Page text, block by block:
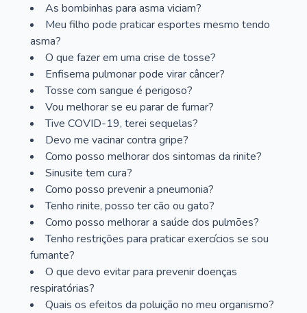
As bombinhas para asma viciam?
Meu filho pode praticar esportes mesmo tendo
asma?
O que fazer em uma crise de tosse?
Enfisema pulmonar pode virar câncer?
Tosse com sangue é perigoso?
Vou melhorar se eu parar de fumar?
Tive COVID-19, terei sequelas?
Devo me vacinar contra gripe?
Como posso melhorar dos sintomas da rinite?
Sinusite tem cura?
Como posso prevenir a pneumonia?
Tenho rinite, posso ter cão ou gato?
Como posso melhorar a saúde dos pulmões?
Tenho restrições para praticar exercícios se sou
fumante?
O que devo evitar para prevenir doenças
respiratórias?
Quais os efeitos da poluição no meu organismo?